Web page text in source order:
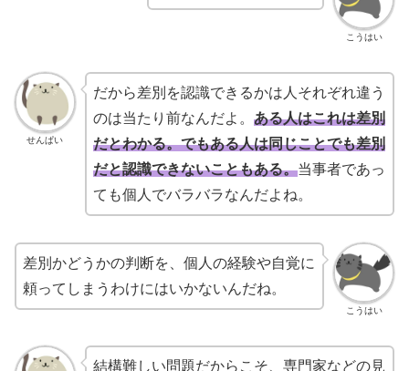
こうはい
せんぱい
だから差別を認識できるかは人それぞれ違う
のは当たり前なんだよ。 ある人はこれは差別
だとわかる。でもある人は同じことでも差別
だと認識できないこともある。当事者であっ
ても個人でバラバラなんだよね。
こうはい
差別かどうかの判断を、個人の経験や自覚に
頼ってしまうわけにはいかないんだね。
結構難しい問題だからこそ、専門家などの見